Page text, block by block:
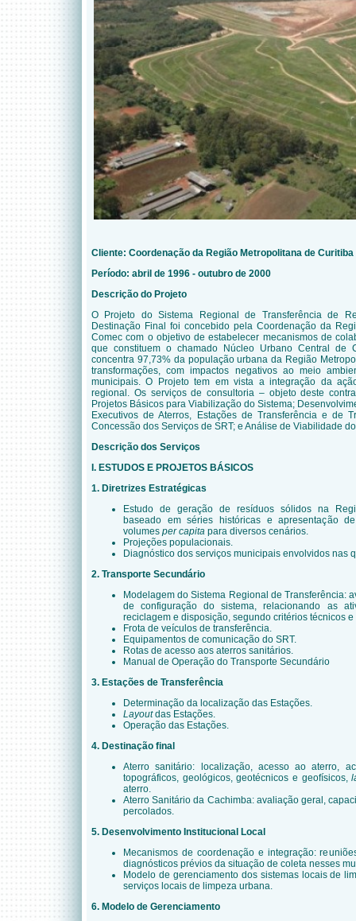
Cliente: Coordenação da Região Metropolitana de Curitiba
Período: abril de 1996 - outubro de 2000
Descrição do Projeto
O Projeto do Sistema Regional de Transferência de
Destinação Final foi concebido pela Coordenação da
Comec com o objetivo de estabelecer mecanismos de
que constituem o chamado Núcleo Urbano Central de
concentra 97,73% da população urbana da Região
transformações, com impactos negativos ao meio
municipais. O Projeto tem em vista a integração da
regional. Os serviços de consultoria – objeto deste
Projetos Básicos para Viabilização do Sistema;
Executivos de Aterros, Estações de Transferência e de
Concessão dos Serviços de SRT; e Análise de Viabilidade
Descrição dos Serviços
I. ESTUDOS E PROJETOS BÁSICOS
1. Diretrizes Estratégicas
Estudo de geração de resíduos sólidos na
baseado em séries históricas e apresentação
volumes per capita para diversos cenários.
Projeções populacionais.
Diagnóstico dos serviços municipais envolvidos nas
2. Transporte Secundário
Modelagem do Sistema Regional de Transferência:
de configuração do sistema, relacionando as
reciclagem e disposição, segundo critérios técnicos
Frota de veículos de transferência.
Equipamentos de comunicação do SRT.
Rotas de acesso aos aterros sanitários.
Manual de Operação do Transporte Secundário
3. Estações de Transferência
Determinação da localização das Estações.
Layoutdas Estações.
Operação das Estações.
4. Destinação final
Aterro sanitário: localização, acesso ao aterro,
topográficos, geológicos, geotécnicos e geofísicos,
aterro.
Aterro Sanitário da Cachimba: avaliação geral,
percolados.
5. Desenvolvimento Institucional Local
Mecanismos de coordenação e integração:
diagnósticos prévios da situação de coleta nesses
Modelo de gerenciamento dos sistemas locais de
serviços locais de limpeza urbana.
6. Modelo de Gerenciamento